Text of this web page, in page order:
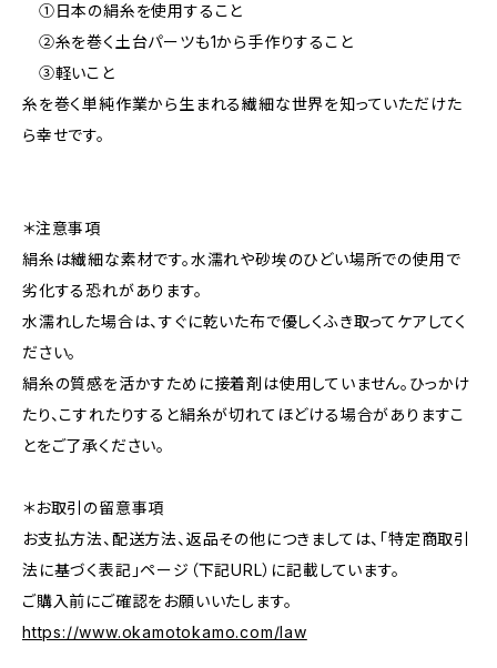
①日本の絹糸を使用すること
②糸を巻く土台パーツも1から手作りすること
③軽いこと
糸を巻く単純作業から生まれる繊細な世界を知っていただけた
ら幸せです。
＊注意事項
絹糸は繊細な素材です。水濡れや砂埃のひどい場所での使用で
劣化する恐れがあります。
水濡れした場合は、すぐに乾いた布で優しくふき取ってケアしてく
ださい。
絹糸の質感を活かすために接着剤は使用していません。ひっかけ
たり、こすれたりすると絹糸が切れてほどける場合がありますこ
とをご了承ください。
＊お取引の留意事項
お支払方法、配送方法、返品その他につきましては、「特定商取引
法に基づく表記」ページ（下記URL）に記載しています。
ご購入前にご確認をお願いいたします。
https://www.okamotokamo.com/law